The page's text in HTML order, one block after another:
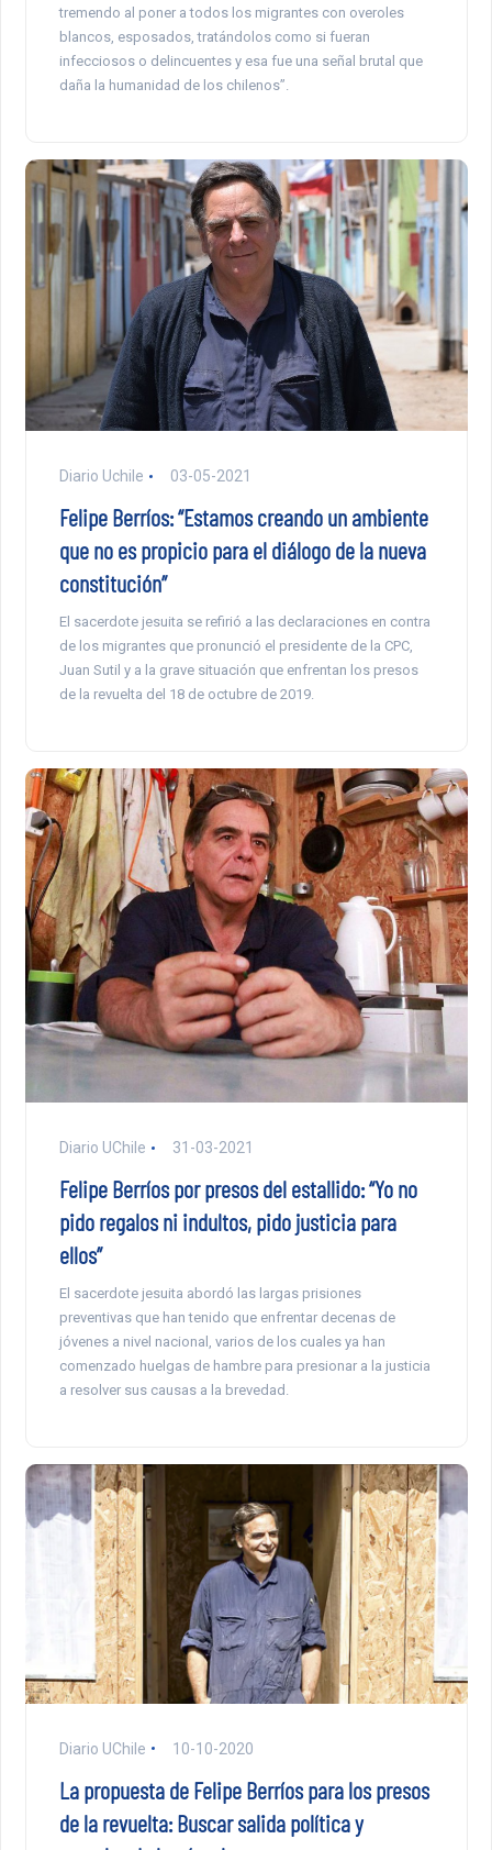
tremendo al poner a todos los migrantes con overoles
blancos, esposados, tratándolos como si fueran
infecciosos o delincuentes y esa fue una señal brutal que
daña la humanidad de los chilenos”.
Diario Uchile 03-05-2021
Felipe Berríos: “Estamos creando un ambiente
que no es propicio para el diálogo de la nueva
constitución”
El sacerdote jesuita se refirió a las declaraciones en contra
de los migrantes que pronunció el presidente de la CPC,
Juan Sutil y a la grave situación que enfrentan los presos
de la revuelta del 18 de octubre de 2019.
Diario UChile 31-03-2021
Felipe Berríos por presos del estallido: “Yo no
pido regalos ni indultos, pido justicia para
ellos”
El sacerdote jesuita abordó las largas prisiones
preventivas que han tenido que enfrentar decenas de
jóvenes a nivel nacional, varios de los cuales ya han
comenzado huelgas de hambre para presionar a la justicia
a resolver sus causas a la brevedad.
Diario UChile 10-10-2020
La propuesta de Felipe Berríos para los presos
de la revuelta: Buscar salida política y